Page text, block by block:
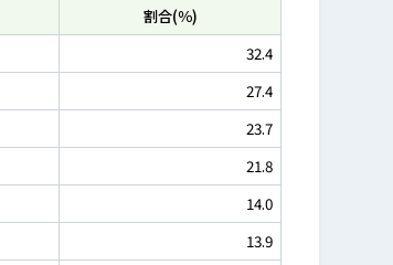
割合(％)
32.4
27.4
23.7
21.8
14.0
13.9